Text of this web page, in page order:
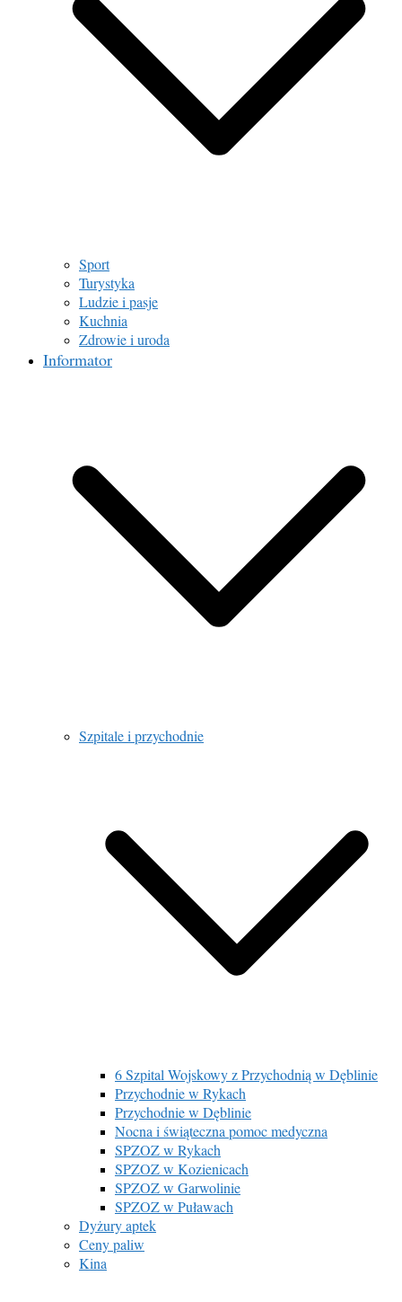
Sport
Turystyka
Ludzie i pasje
Kuchnia
Zdrowie i uroda
Informator
Szpitale i przychodnie
6 Szpital Wojskowy z Przychodnią w Dęblinie
Przychodnie w Rykach
Przychodnie w Dęblinie
Nocna i świąteczna pomoc medyczna
SPZOZ w Rykach
SPZOZ w Kozienicach
SPZOZ w Garwolinie
SPZOZ w Puławach
Dyżury aptek
Ceny paliw
Kina